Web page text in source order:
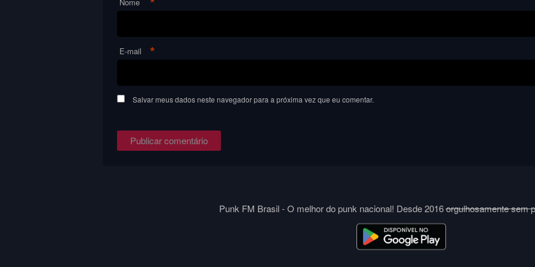
E-mail *
Salvar meus dados neste navegador para a próxima vez que eu comentar.
Punk FM Brasil - O melhor do punk nacional! Desde 2016orgulhosamente sem